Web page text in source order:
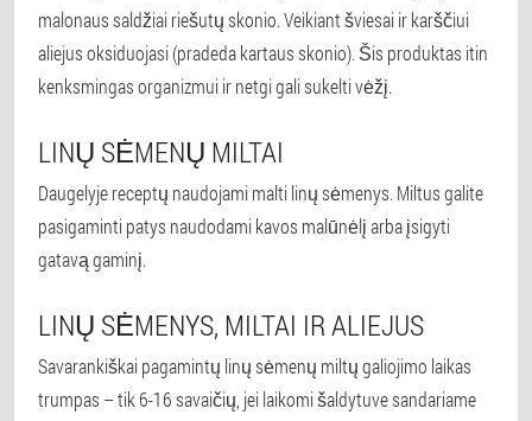
malonaus saldžiai riešutų skonio. Veikiant šviesai ir karščiui
aliejus oksiduojasi (pradeda kartaus skonio). Šis produktas itin
kenksmingas organizmui ir netgi gali sukelti vėžį.
LINŲ SĖMENŲ MILTAI
Daugelyje receptų naudojami malti linų sėmenys. Miltus galite
pasigaminti patys naudodami kavos malūnėlį arba įsigyti
gatavą gaminį.
LINŲ SĖMENYS, MILTAI IR ALIEJUS
Savarankiškai pagamintų linų sėmenų miltų galiojimo laikas
trumpas – tik 6-16 savaičių, jei laikomi šaldytuve sandariame